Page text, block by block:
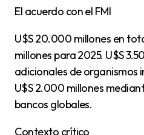
El acuerdo con el FMI
U$S 20.000 millones en total, con U$S 15.000
millones para 2025. U$S
adicionales de organismos
U$S 2.000 millones
bancos globales.
Contexto crítico